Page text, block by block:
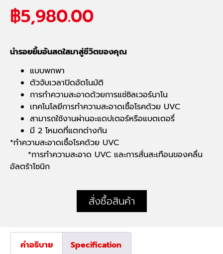
฿5,980.00
นำรอยยิ้มอันสดใสมาสู่ชีวิตของคุณ
แบบพกพา
ตัวจับเวลาปิดอัตโนมัติ
การทำความสะอาดด้วยการแช่ซิลเวอร์นาโน
เทคโนโลยีการทำความสะอาดเชื้อโรคด้วย UVC
สามารถใช้งานผ่านอะแดปเตอร์หรือแบตเตอรี่
มี 2 โหมดที่แตกต่างกัน
*ทำความสะอาดเชื้อโรคด้วย UVC
*การทำความสะอาด UVC และการสั่นสะเทือนของคลื่น
อัลตร้าโซนิก
สั่งซื้อสินค้า
คำอธิบาย Specification